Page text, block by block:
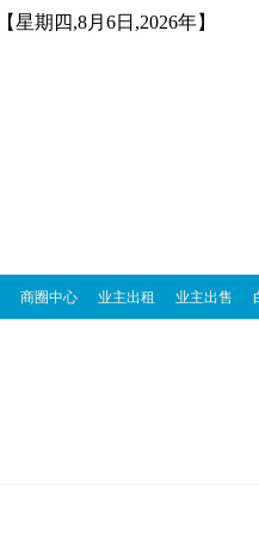
【星期四,8月6日,2026年】
商圈中心 业主出租 业主出售